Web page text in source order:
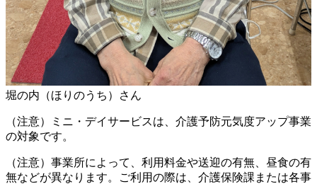
堀の内（ほりのうち）さん
（注意）ミニ・デイサービスは、介護予防元気度アップ事業
の対象です。
（注意）事業所によって、利用料金や送迎の有無、昼食の有
無などが異なります。ご利用の際は、介護保険課または各事